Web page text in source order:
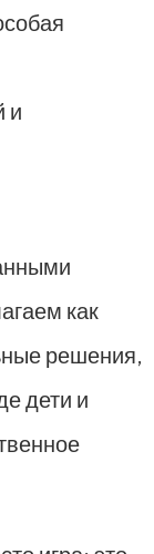
и
как
решения,
дети и